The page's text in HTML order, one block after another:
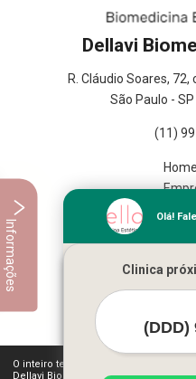
Dellavi
R. Cláudio Soares,
São Paulo -
(11)
Home
Missão
Mais
O inteiro teor deste site está sujeito
Dellavi Biomedicina Estética (Lei
Olá!
Clinica
Informações